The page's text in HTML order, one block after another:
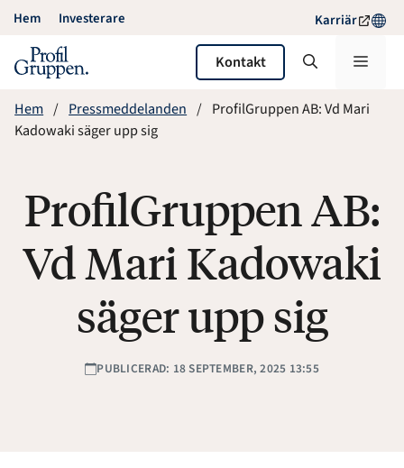
Hoppa
innehåll
Hem Investerare Karriär
Kontakt Meny
Hem Pressmeddelanden
ProfilGruppen AB: Vd Mari
Kadowaki säger upp sig
ProfilGruppen AB:
Vd Mari Kadowaki
säger upp sig
PUBLICERAD: 18 SEPTEMBER, 2025 13:55